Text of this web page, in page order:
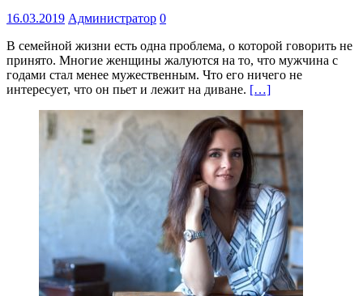
16.03.2019 Администратор 0
В семейной жизни есть одна проблема, о которой говорить не
принято. Многие женщины жалуются на то, что мужчина с
годами стал менее мужественным. Что его ничего не
интересует, что он пьет и лежит на диване. […]